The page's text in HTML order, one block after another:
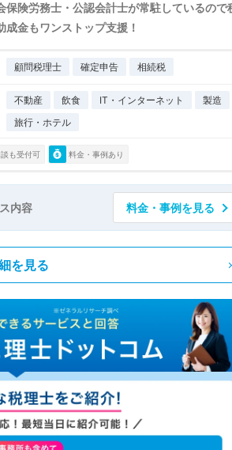
保険労務士・公認会計士が常駐しているので
成金もワンストップ支援！
顧問税理士 確定申告 相続税
不動産 飲食 IT・インターネット
製造
旅行・ホテル
も受付可 料金・事例あり
内容 料金・事例を見る
を見る